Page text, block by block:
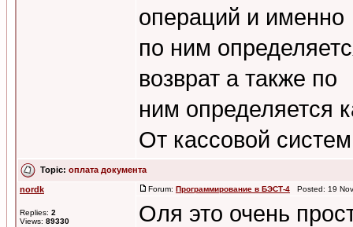
операций и именно
по ним
возврат а также по
ним определяется
От кассовой
Topic: оплата документа
nordk
Replies: 2
Views: 89330
Forum: Программирование в БЭСТ-4 Posted: 19
Оля это очень